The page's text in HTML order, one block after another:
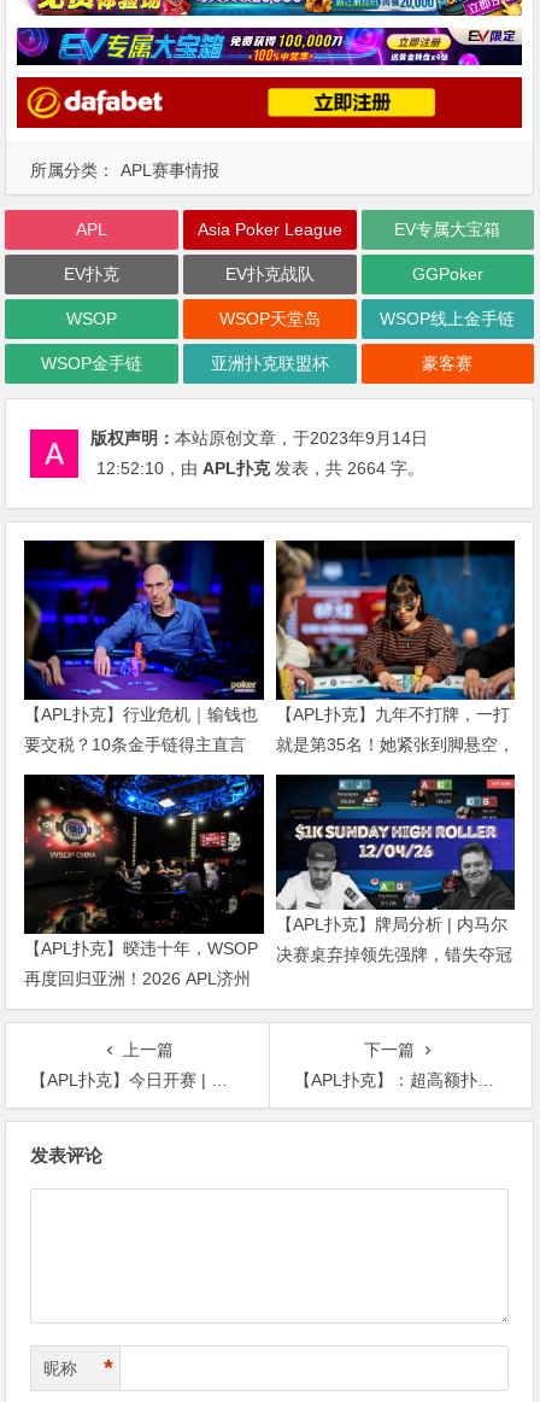
所属分类： APL赛事情报
APL Asia Poker League EV专属大宝箱
EV扑克 EV扑克战队 GGPoker
WSOP WSOP天堂岛 WSOP线上金手链
WSOP金手链 亚洲扑克联盟杯 豪客赛
版权声明：本站原创文章，于2023年9月14日
12:52:10 ，由APL扑克发表，共 2664 字。
【APL扑克】行业危机｜输钱也
要交税？10条金手链得主直言
“扛不住”，主动砍掉四分之三比
赛
【APL扑克】九年不打牌，一打
就是第35名！她紧张到脚悬空，
但全世界以为她很淡定
【APL扑克】暌违十年，WSOP
再度回归亚洲！2026 APL济州
站6月19-28日盛大登场！
【APL扑克】牌局分析 | 内马尔
决赛桌弃掉领先强牌，错失夺冠
上一篇
【APL扑克】今日开赛 | 苏州尊将天王杯开业百万赛9月13日开启，保底108W，详细赛程赛制发布！
下一篇
【APL扑克】：超高额扑克老哥买入$200多万参赛！华人老板输麻了！
发表评论
昵称 *